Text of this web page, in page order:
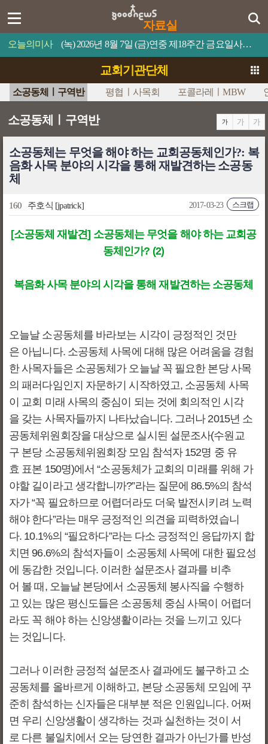
자료실
오늘의미사 (녹) 2026년 8월 7일 (금)연중 제18주간 금요일사람이 제 목숨을 무엇과 바꿀 수 있겠느냐?
교회기관단체
소공동체ㅣ구역반 평협ㅣ사목회 포콜라레ㅣMBW
소공동체ㅣ구역반
소공동체는 무엇을 해야 하는 교회공동체인가?: 복
음화 사목 분야의 시각을 통해 재발견하는 소공동
체
160 주호식 [jpatrick] 스크랩
2017-03-23
[소공동체 재발견] 소공동체는 무엇을 해야 하는 교회공
동체인가? (2)
복음화 사목 분야의 시각을 통해 재발견하는 소공동체
오늘날 소공동체를 바라보는 시각이 긍정적인 것만
은 아닙니다. 소공동체 사목에 대해 많은 어려움을 경험
한 사목자들은 소공동체가 오늘날 꼭 필요한 본당 사목
의 패러다임인지 자문하기 시작하였고, 소공동체 사목
이 교회 미래 사목의 중심이 되는 것에 회의적인 시각
을 갖는 사목자들까지 나타났습니다. 그러나 2015년 소
공동체위원회장을 대상으로 실시된 설문조사(수원교
구 본당 소공동체위원회장 모임 참석자 152명 중 유
효 표본 150명)에서 “소공동체가 교회의 미래를 위해 가
야할 길이라고 생각합니까?”라는 질문에 86.5%의 참석
자가 “꼭 필요하므로 어렵더라도 더욱 발전시키려 노력
해야 한다”라는 매우 긍정적인 의견을 피력하였습니
다. 10.1%의 “필요하다”라는 다소 긍정적인 응답까지 합
치면 96.6%의 참석자들이 소공동체 사목에 대한 필요성
에 동감한 것입니다. 이러한 설문조사 결과를 비추
어 볼 때, 오늘날 본당에서 소공동체 봉사직을 수행하
고 있는 많은 평신도들은 소공동체 중심 사목이 어렵더
라도 꼭 해야 하는 신앙생활이라는 것을 느끼고 있다
는 것입니다.
그러나 이러한 긍정적 설문조사 결과에도 불구하고 소
공동체를 올바르게 이해하고, 본당 소공동체 모임에 꾸
준히 참석하는 신자들은 대부분 적은 인원입니다. 어쩌
면 우리 신앙생활이 생각하는 것과 실천하는 것이 서
로 다른 불일치에서 오는 당연한 결과가 아닌가를 반성